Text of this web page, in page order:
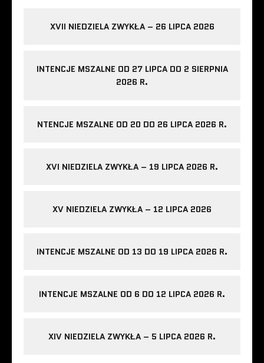
XVII NIEDZIELA ZWYKŁA – 26 LIPCA 2026
INTENCJE MSZALNE OD 27 LIPCA DO 2 SIERPNIA
2026 R.
NTENCJE MSZALNE OD 20 DO 26 LIPCA 2026 R.
XVI NIEDZIELA ZWYKŁA – 19 LIPCA 2026 R.
XV NIEDZIELA ZWYKŁA – 12 LIPCA 2026
INTENCJE MSZALNE OD 13 DO 19 LIPCA 2026 R.
INTENCJE MSZALNE OD 6 DO 12 LIPCA 2026 R.
XIV NIEDZIELA ZWYKŁA – 5 LIPCA 2026 R.